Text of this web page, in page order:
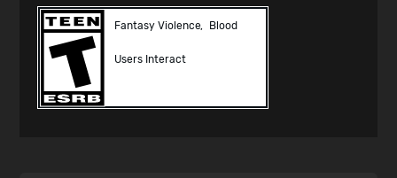
Fantasy Violence Blood
Users Interact